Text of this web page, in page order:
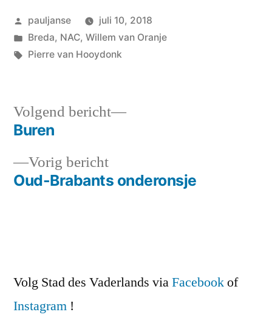
Geplaatst
door
pauljanse
juli 10, 2018
Geplaatst
in
Breda, NAC, Willem van Oranje
Tags:
Pierre van Hooydonk
Bericht
navigatie
Vorig berichtVorig
bericht:
Oud-Brabants onderonsje
Volgend bericht
Volgend
Buren
Volg Stad des Vaderlands viaFacebookof
Instagram !